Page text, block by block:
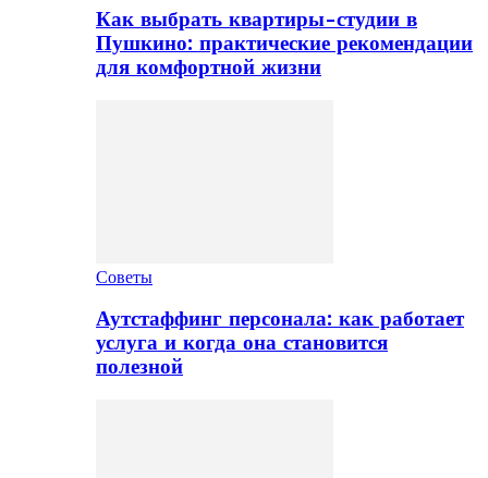
Как выбрать квартиры-студии в
Пушкино: практические рекомендации
для комфортной жизни
Советы
Аутстаффинг персонала: как работает
услуга и когда она становится
полезной